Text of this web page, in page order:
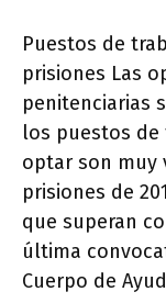
Puestos de
prisiones Las
penitenciarias
los puestos de
optar son muy
prisiones de
que superan
última
Cuerpo de